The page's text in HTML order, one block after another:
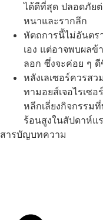
ได้ดีที่สุด ปลอดภัย
หนาและรากลึก
หัตถการนี้ไม่อันตร
เอง แต่อาจพบผลข้
ลอก ซึ่งจะค่อย ๆ ดี
หลังเลเซอร์ควรส
ทามอยส์เจอไรเซ
หลีกเลี่ยงกิจกรรม
ร้อนสูงในสัปดาห์แ
สารบัญบทความ